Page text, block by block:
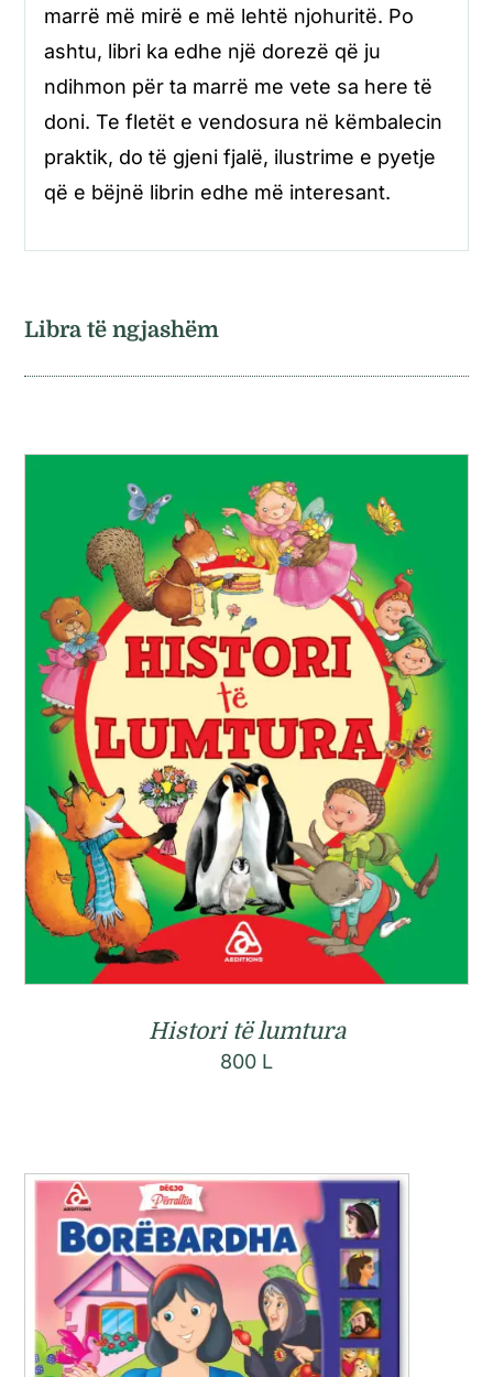
marrë më mirë e më lehtë njohuritë. Po
ashtu, libri ka edhe një dorezë që ju
ndihmon për ta marrë me vete sa here të
doni. Te fletët e vendosura në këmbalecin
praktik, do të gjeni fjalë, ilustrime e pyetje
që e bëjnë librin edhe më interesant.
Libra të ngjashëm
Histori të lumtura
800 L